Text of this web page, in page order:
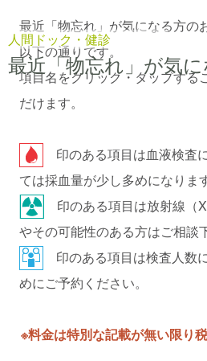
人間ドック・健診
最近「物忘れ」が気
最近「物忘れ」が気になる方の
以下の通りです。
項目名をクリック・タップする
だけます。
印のある項目は血液検査
ては採血量が少し多めになります
印のある項目は放射線（
やその可能性のある方はご相談
印のある項目は検査人数
めにご予約ください。
※料金は特別な記載が無い限り